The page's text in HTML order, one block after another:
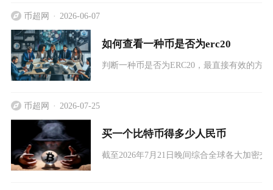
币超网 2026-06-07
如何查看一种币是否为erc20
判断一种币是否为ERC20，最直接有效的方
币超网 2026-07-25
买一个比特币得多少人民币
截至2026年7月21日晚间综合全球各大加密